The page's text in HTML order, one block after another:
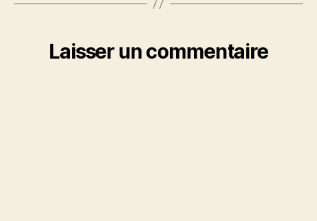
Laisser un commentaire